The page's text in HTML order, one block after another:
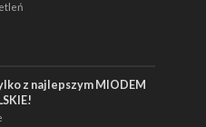
z najlepszym MIODEM